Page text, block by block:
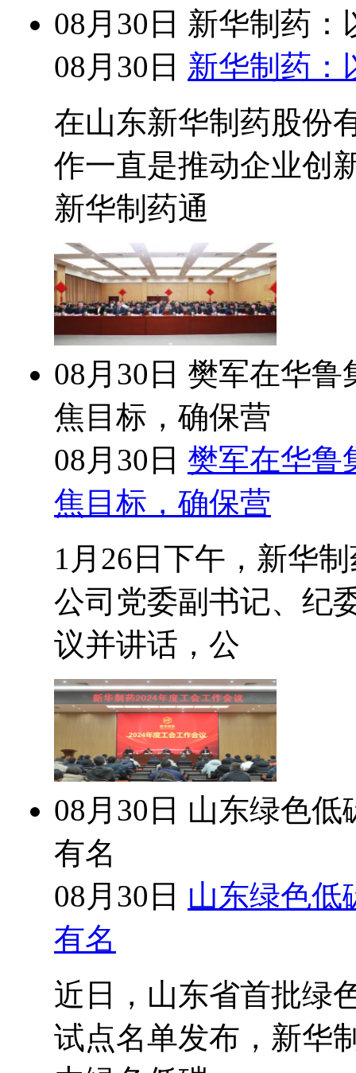
08月30日 新华制药：
08月30日 新华制药：
在山东新华制药股份
作一直是推动企业创
新华制药通
08月30日 樊军在华鲁
焦目标，确保营
08月30日 樊军在华鲁
焦目标，确保营
1月26日下午，新华
公司党委副书记、纪
议并讲话，公
08月30日 山东绿色低
有名
08月30日 山东绿色低
有名
近日，山东省首批绿
试点名单发布，新华